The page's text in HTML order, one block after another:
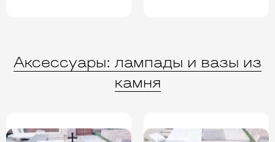
Аксессуары: лампады и вазы из
камня